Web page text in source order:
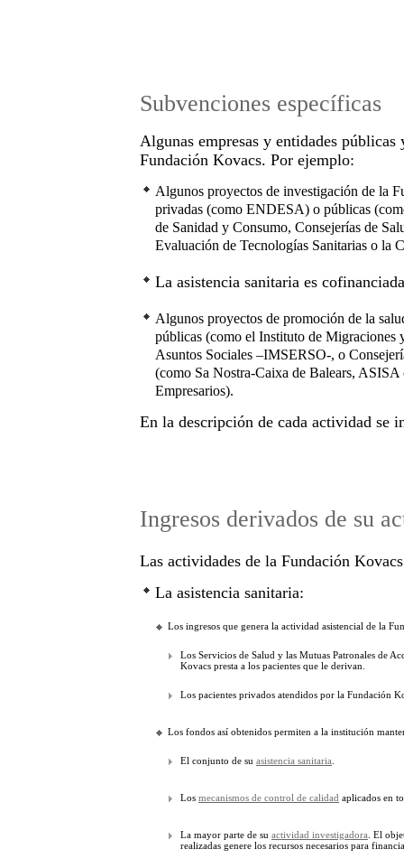
Subvenciones específicas
Algunas empresas y entidades
Fundación Kovacs. Por ejemplo:
Algunos proyectos de investigación de la
privadas (como ENDESA) o públicas
de Sanidad y Consumo, Consejerías de
Evaluación de Tecnologías Sanitarias o la
La asistencia sanitaria es
Algunos proyectos de promoción de la
públicas (como el Instituto de
Asuntos Sociales –IMSERSO-, o
(como Sa Nostra-Caixa de Balears,
Empresarios).
En la descripción de cada actividad se
Ingresos derivados de su
Las actividades de la Fundación
La asistencia sanitaria:
Los ingresos que genera la actividad asistencial de la
Los Servicios de Salud y las Mutuas Patronales de
Kovacs presta a los pacientes que le derivan.
Los pacientes privados atendidos por la Fundación
Los fondos así obtenidos permiten a la institución
El conjunto de su asistencia sanitaria
Los mecanismos de control de calidad aplicados en
La mayor parte de su actividad investigadora . El
realizadas genere los recursos necesarios para